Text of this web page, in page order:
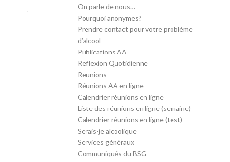
On parle de nous…
Pourquoi anonymes?
Prendre contact pour votre problème
d’alcool
Publications AA
Reflexion Quotidienne
Reunions
Réunions AA en ligne
Calendrier réunions en ligne
Liste des réunions en ligne (semaine)
Calendrier réunions en ligne (test)
Serais-je alcoolique
Services généraux
Communiqués du BSG